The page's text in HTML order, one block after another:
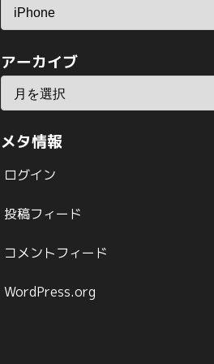
アーカイブ
メタ情報
ログイン
投稿フィード
コメントフィード
WordPress.org